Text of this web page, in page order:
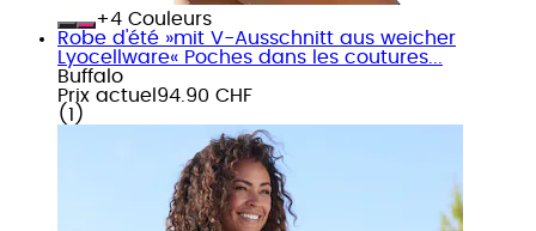
+
Couleurs
Robe d'été »mit V-Ausschnitt aus weicher
Lyocellware« Poches dans les coutures...
Buffalo
Prix actuel 94.90 CHF
( 1 )